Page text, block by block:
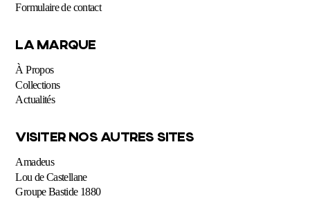
Formulaire de contact
LA MARQUE
À Propos
Collections
Actualités
VISITER NOS AUTRES SITES
Amadeus
Lou de Castellane
Groupe Bastide 1880